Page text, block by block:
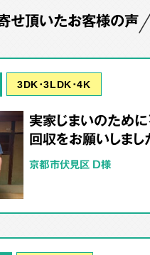
せ頂いたお客様の声
3DK･3LDK･4K
実家じまいのため
回収をお願いしまし
京都市伏見区 D様